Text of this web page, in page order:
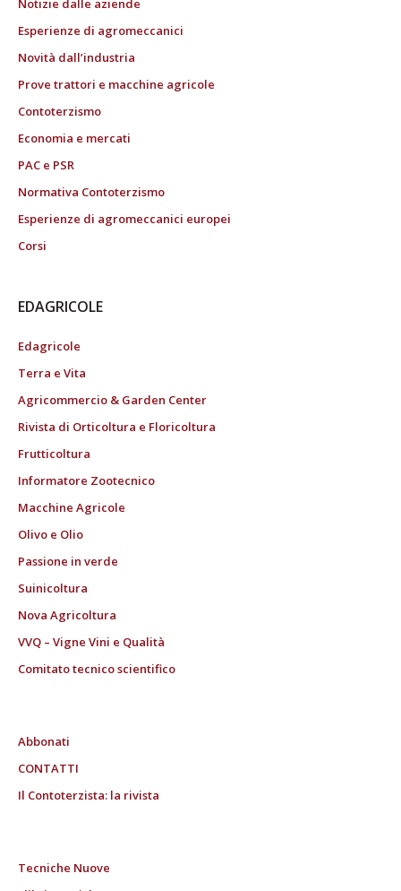
Notizie dalle aziende
Esperienze di agromeccanici
Novità dall’industria
Prove trattori e macchine agricole
Contoterzismo
Economia e mercati
PAC e PSR
Normativa Contoterzismo
Esperienze di agromeccanici europei
Corsi
EDAGRICOLE
Edagricole
Terra e Vita
Agricommercio & Garden Center
Rivista di Orticoltura e Floricoltura
Frutticoltura
Informatore Zootecnico
Macchine Agricole
Olivo e Olio
Passione in verde
Suinicoltura
Nova Agricoltura
VVQ – Vigne Vini e Qualità
Comitato tecnico scientifico
Abbonati
CONTATTI
Il Contoterzista: la rivista
Tecniche Nuove